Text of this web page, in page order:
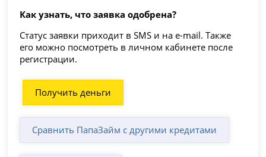
Как узнать, что заявка одобрена?
Статус заявки приходит в SMS и на e-mail. Также
его можно посмотреть в личном кабинете после
регистрации.
Получить деньги
Сравнить ПапаЗайм с другими кредитами